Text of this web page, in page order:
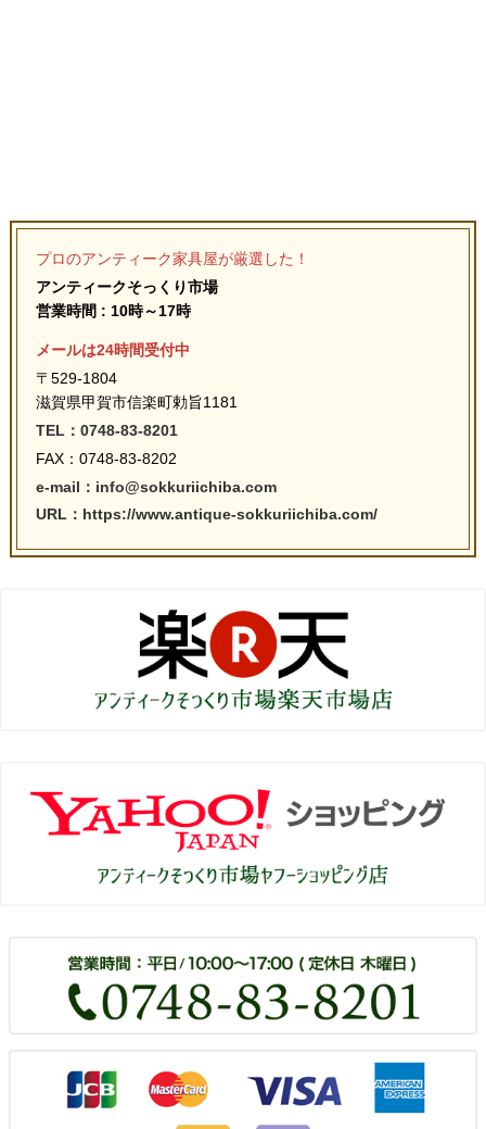
プロのアンティーク家具屋が厳選した！
アンティークそっくり市場
営業時間 : 10時～17時
メールは24時間受付中
〒529-1804
滋賀県甲賀市信楽町勅旨1181
TEL：0748-83-8201
FAX：0748-83-8202
e-mail：info@sokkuriichiba.com
URL：https://www.antique-sokkuriichiba.com/